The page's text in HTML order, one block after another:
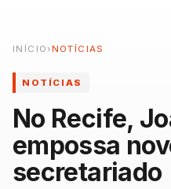
INÍCIO › NOTÍCIAS
NOTÍCIAS
No Recife,
empossa
secretariado